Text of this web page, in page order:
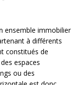
ensemble immobilier
à différents
constitués de
espaces
ou des